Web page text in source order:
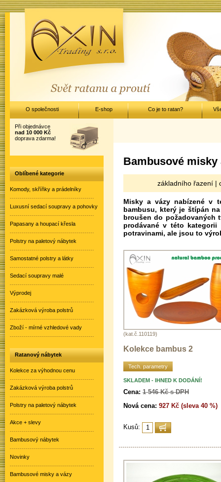
Bambusové misky
základního řazení |
Misky a vázy nabízené v
bambusu, který je štípán
broušen do požadovaných
prodávané v této
potravinami, ale jsou to
(kat.č.110119)
Kolekce bambus 2
Tech. parametry
SKLADEM - IHNED K DODÁNÍ!
Cena: 1 546 Kč s DPH
Nová cena: 927 Kč (sleva 40 %)
Kusů:
Při objednávce
nad 10 000 Kč
doprava zdarma!
Oblíbené kategorie
Komody, skříňky a prádelníky
Luxusní sedací soupravy a pohovky
Papasany a houpací křesla
Polstry na paletový nábytek
Samostatné polstry a látky
Sedací soupravy malé
Výprodej
Zakázková výroba polstrů
Zboží - mírné vzhledové vady
Ratanový nábytek
Kolekce za výhodnou cenu
Zakázková výroba polstrů
Polstry na paletový nábytek
Akce + slevy
Bambusový nábytek
Novinky
Bambusové misky a vázy
O společnosti E-shop Co je to ratan?